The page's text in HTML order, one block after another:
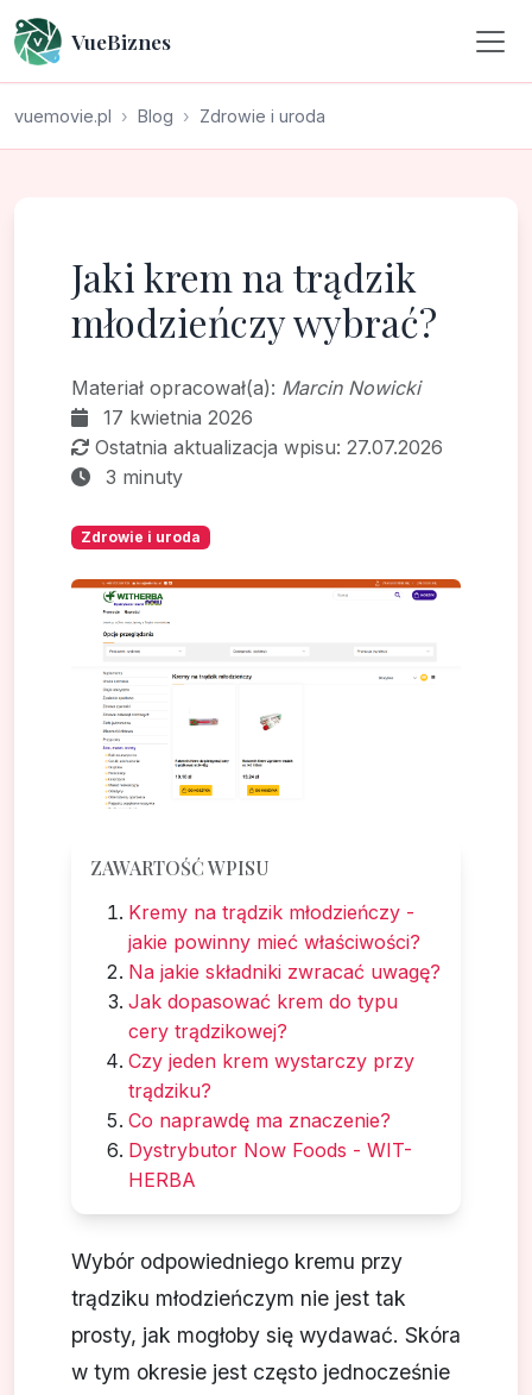
VueBiznes
vuemovie.pl Blog Zdrowie i uroda
Jaki krem na trądzik
młodzieńczy wybrać?
Materiał opracował(a): Marcin Nowicki
17 kwietnia 2026
Ostatnia aktualizacja wpisu: 27.07.2026
3 minuty
Zdrowie i uroda
ZAWARTOŚĆ WPISU
Kremy na trądzik młodzieńczy -
jakie powinny mieć właściwości?
Na jakie składniki zwracać uwagę?
Jak dopasować krem do typu
cery trądzikowej?
Czy jeden krem wystarczy przy
trądziku?
Co naprawdę ma znaczenie?
Dystrybutor Now Foods - WIT-
HERBA
Wybór odpowiedniego kremu przy
trądziku młodzieńczym nie jest tak
prosty, jak mogłoby się wydawać. Skóra
w tym okresie jest często jednocześnie